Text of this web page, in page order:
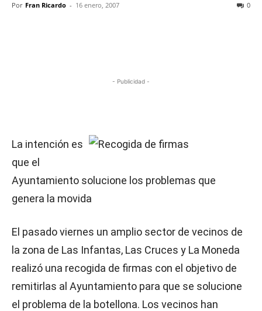
Por Fran Ricardo - 16 enero, 2007 0
- Publicidad -
La intención es
que el
Ayuntamiento solucione los problemas que
genera la movida
El pasado viernes un amplio sector de vecinos de
la zona de Las Infantas, Las Cruces y La Moneda
realizó una recogida de firmas con el objetivo de
remitirlas al Ayuntamiento para que se solucione
el problema de la botellona. Los vecinos han